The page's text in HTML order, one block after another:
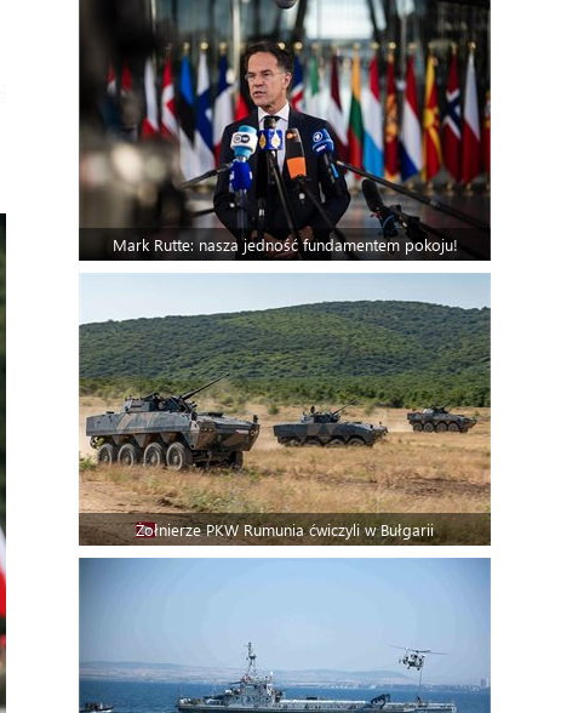
Mark Rutte: nasza jedność fundamentem pokoju!
Żołnierze PKW Rumunia ćwiczyli w Bułgarii